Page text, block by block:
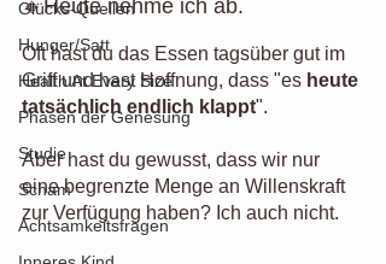
Glücks-Quellen
Hunger/Satt
Health At Every Size
Phasen der Genesung
Studie
Scham
Achtsamkeitsfragen
🔸Heute nehme ich ab.
Oft hast du das Essen tagsüber gut im
Griff und hast Hoffnung, dass "es heute
tatsächlich endlich klappt".
Aber hast du gewusst, dass wir nur
eine begrenzte Menge an Willenskraft
zur Verfügung haben? Ich auch nicht.